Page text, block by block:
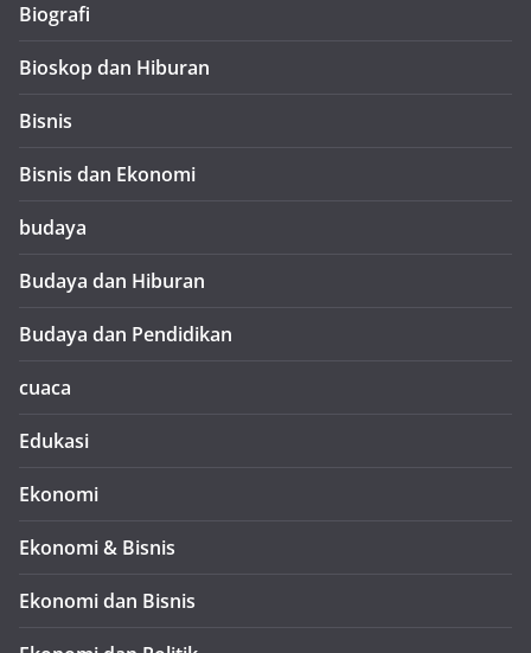
Biografi
Bioskop dan Hiburan
Bisnis
Bisnis dan Ekonomi
budaya
Budaya dan Hiburan
Budaya dan Pendidikan
cuaca
Edukasi
Ekonomi
Ekonomi & Bisnis
Ekonomi dan Bisnis